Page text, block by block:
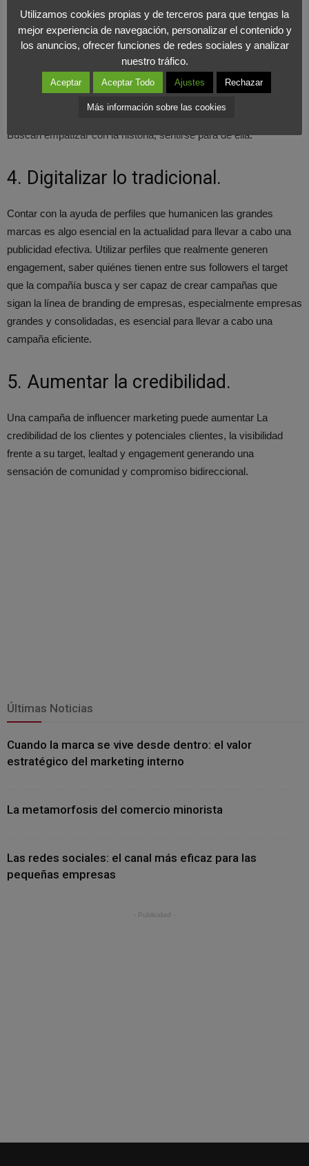
3. Empatizar con el consumidor.
Los consumidores están mejor informados que antes y también
Buscan empatizar con la historia, sentirse para de ella.
4. Digitalizar lo tradicional.
Contar con la ayuda de perfiles que humanicen las grandes
marcas es algo esencial en la actualidad para llevar a cabo una
publicidad efectiva. Utilizar perfiles que realmente generen
engagement, saber quiénes tienen entre sus followers el target
que la compañía busca y ser capaz de crear campañas que
sigan la línea de branding de empresas, especialmente empresas
grandes y consolidadas, es esencial para llevar a cabo una
campaña eficiente.
5. Aumentar la credibilidad.
Una campaña de influencer marketing puede aumentar La
credibilidad de los clientes y potenciales clientes, la visibilidad
frente a su target, lealtad y engagement generando una
sensación de comunidad y compromiso bidireccional.
Últimas Noticias
Cuando la marca se vive desde dentro: el valor
estratégico del marketing interno
La metamorfosis del comercio minorista
Las redes sociales: el canal más eficaz para las
pequeñas empresas
- Publicidad -
Utilizamos cookies propias y de terceros para que tengas la
mejor experiencia de navegación, personalizar el contenido y
los anuncios, ofrecer funciones de redes sociales y analizar
nuestro tráfico.
Aceptar Aceptar Todo Ajustes Rechazar
Más información sobre las cookies